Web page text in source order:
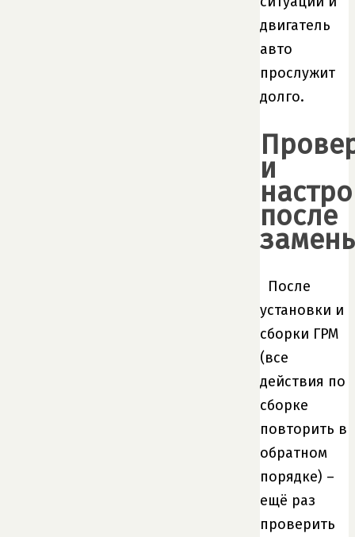
двигатель
авто
прослужит
долго.
и
после
После
установки и
сборки ГРМ
(все
действия по
сборке
повторить в
обратном
порядке) –
ещё раз
проверить